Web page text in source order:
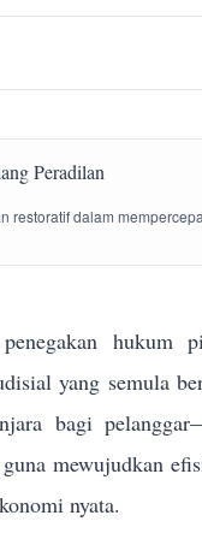
dalam
hukum
yang semula
bagi
mewujudkan
nyata.